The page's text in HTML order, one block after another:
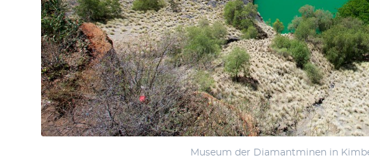
Museum der Diamantminen in